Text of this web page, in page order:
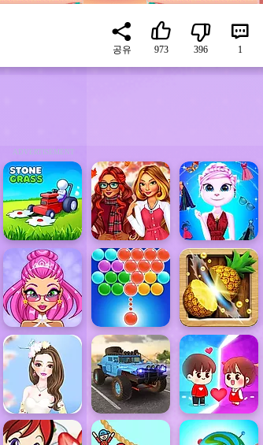
ADVERTISEMENT
공유 973 396 1